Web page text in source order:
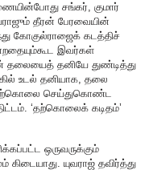
சங்கர், குமார்
தீரன் பேரவையின்
கோகுல்ராஜைக் கடத்திச்
இவர்கள்
தலையைத் தனியே துண்டித்து
உடல் தனியாக, தலை
தற்கொலை செய்துகொண்ட
‘தற்கொலைக் கடிதம்’
ஒருவருக்கும்
யுவராஜ் தவிர்த்து